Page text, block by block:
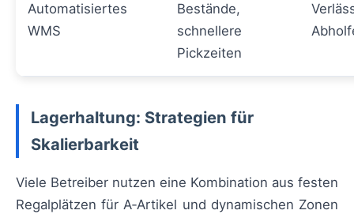
Automatisiertes
WMS
Bestände,
schnellere
Pickzeiten
Lagerhaltung: Strategien für
Skalierbarkeit
Viele Betreiber nutzen eine Kombination aus festen
Regalplätzen für A‑Artikel und dynamischen Zonen